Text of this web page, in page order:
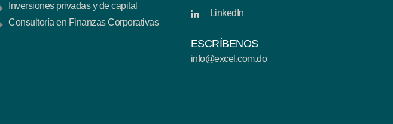
Inversiones privadas y de capital
Consultoría en Finanzas Corporativas
LinkedIn
ESCRÍBENOS
info@excel.com.do